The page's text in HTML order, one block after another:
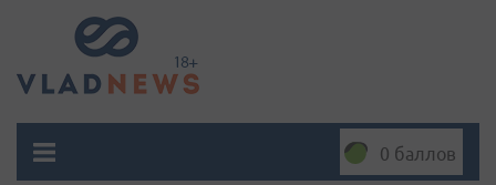
0 баллов